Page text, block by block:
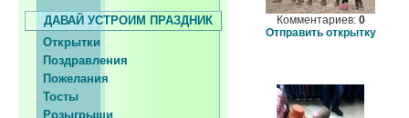
ДАВАЙ УСТРОИМ ПРАЗДНИК
Открытки
Поздравления
Пожелания
Тосты
Розыгрыши
Комментариев: 0
Отправить открытку